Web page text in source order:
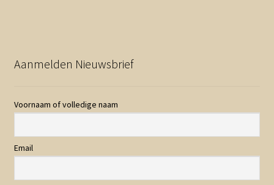
Aanmelden Nieuwsbrief
Voornaam of volledige naam
Email